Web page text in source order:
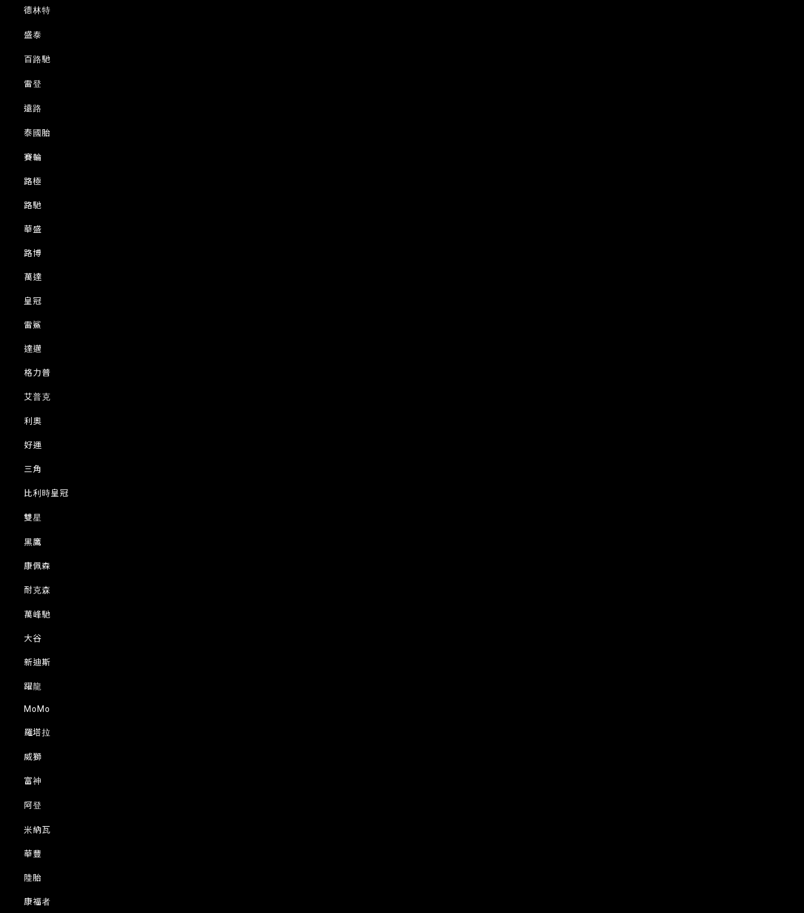
德林特
盛泰
百路馳
雷登
遠路
泰國胎
賽輪
路極
路馳
華盛
路博
萬達
皇冠
雷鯊
達邁
格力普
艾普克
利奧
好運
三角
比利時皇冠
雙星
黑鷹
康佩森
耐克森
萬峰馳
大谷
新迪斯
躍龍
MoMo
羅塔拉
威獅
富神
阿登
米納瓦
華豐
陸胎
康福者